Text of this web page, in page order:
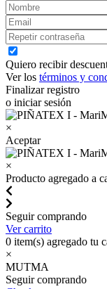
Quiero recibir
Ver los términos y
Finalizar registro
o iniciar sesión
×
Aceptar
×
Producto agregado a
Seguir comprando
Ver carrito
0 item(s) agregado tu
×
MUTMA
Seguir comprando